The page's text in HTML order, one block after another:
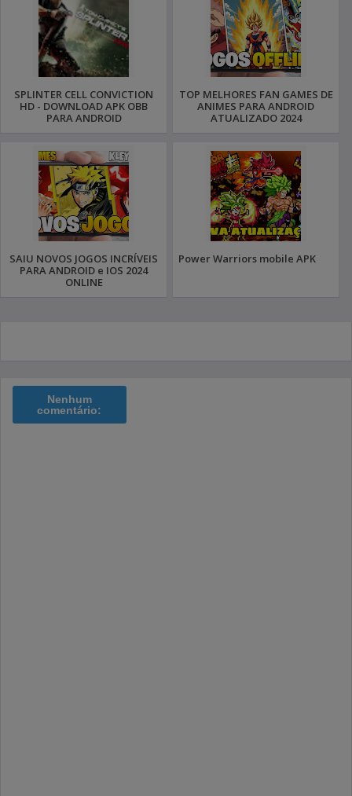
SPLINTER CELL CONVICTION
HD - DOWNLOAD APK OBB
PARA ANDROID
TOP MELHORES FAN GAMES DE
ANIMES PARA ANDROID
ATUALIZADO 2024
SAIU NOVOS JOGOS INCRÍVEIS
PARA ANDROID e IOS 2024
ONLINE
Power Warriors mobile APK
Nenhum
comentário: